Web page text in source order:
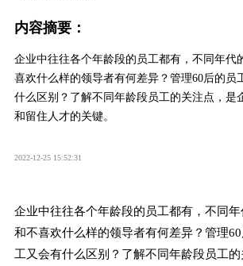
内容摘要：
企业中往往各个年龄段的员工都有，不同年代
喜欢什么样的领导者有何差异？管理60后的员
什么区别？了解不同年龄段员工的关注点，是
和留住人才的关键。
2022-12-25 15:52:31
企业中往往各个年龄段的员工都有，不同
和不喜欢什么样的领导者有何差异？管理
工又会有什么区别？了解不同年龄段员工